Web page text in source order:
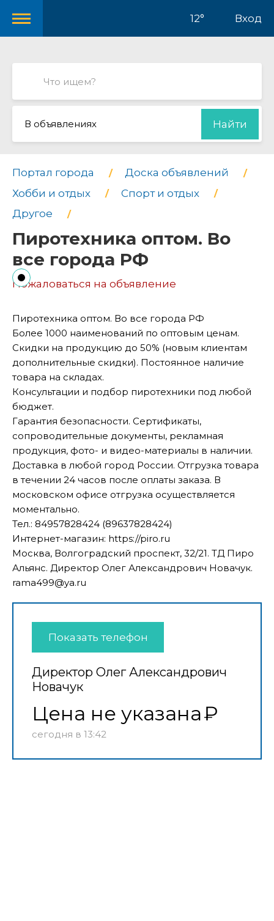
12° Вход
В объявлениях Найти
Портал города
Доска объявлений
Хобби и отдых
Спорт и отдых
Другое
Пиротехника оптом. Во
все города РФ
Пожаловаться на объявление
Пиротехника оптом. Во все города РФ
Более 1000 наименований по оптовым ценам.
Скидки на продукцию до 50% (новым клиентам
дополнительные скидки). Постоянное наличие
товара на складах.
Консультации и подбор пиротехники под любой
бюджет.
Гарантия безопасности. Сертификаты,
сопроводительные документы, рекламная
продукция, фото- и видео-материалы в наличии.
Доставка в любой город России. Отгрузка товара
в течении 24 часов после оплаты заказа. В
московском офисе отгрузка осуществляется
моментально.
Тел.: 84957828424 (89637828424)
Интернет-магазин: https://piro.ru
Москва, Волгоградский проспект, 32/21. ТД Пиро
Альянс. Директор Олег Александрович Новачук.
rama499@ya.ru
Показать телефон
Директор Олег Александрович
Новачук
Цена не указана
сегодня в 13:42